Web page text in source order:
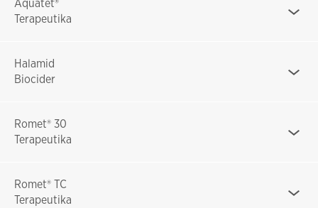
Aquatet®
Terapeutika
Halamid
Biocider
Romet® 30
Terapeutika
Romet® TC
Terapeutika